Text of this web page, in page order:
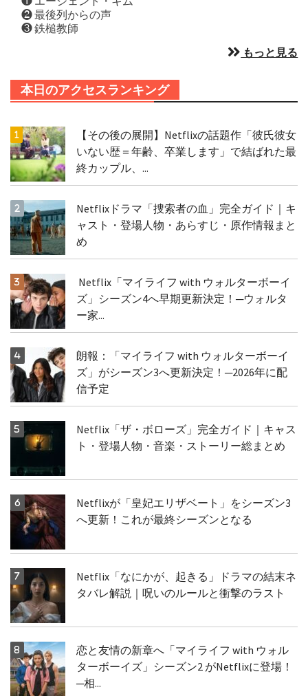
❷ 最後列からの声
❸ 鉄槌教師
もっと見る
本日のアクセスランキング
【その後の展開】Netflixの話題作「彼氏彼女
いない歴＝年齢、卒業します」で結ばれた最
終カップル、...
Netflixドラマ「捜索者の血」完全ガイド｜キ
ャスト・登場人物・あらすじ・原作情報まと
め
Netflix「マイライフ with ウォルターボーイ
ズ」シーズン4へ早期更新決定！─ウォルタ
ー家...
朗報：「マイライフ with ウォルターボーイ
ズ」がシーズン3へ更新決定！─2026年に配
信予定
Netflix「ザ・ボローズ」完全ガイド｜キャス
ト・登場人物・音楽・ストーリー総まとめ
Netflixが「皇妃エリザベート」をシーズン3
へ更新！これが最終シーズンとなる
Netflix「なにかが、起きる」ドラマの結末ネ
タバレ解説｜呪いのルールと衝撃のラスト
恋と友情の新章へ「マイライフ with ウォル
ターボーイズ」シーズン2 がNetflixに登場！
─相...